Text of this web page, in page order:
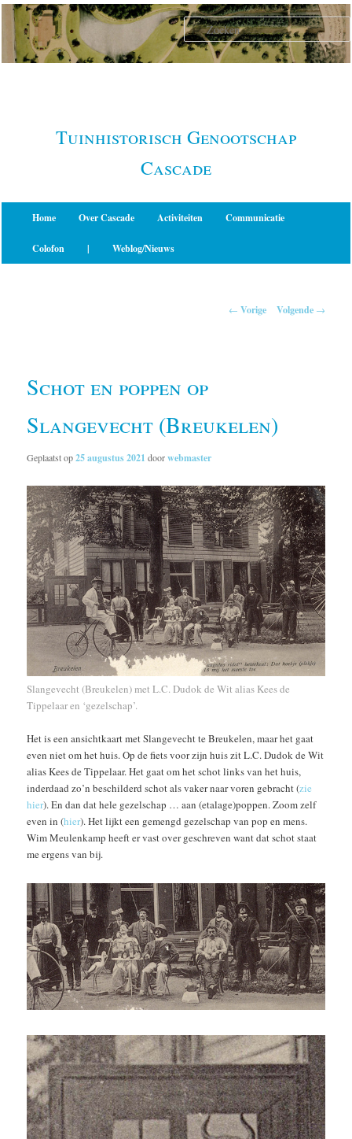
Spring
naar
primaire
Tuinhistorisch Genootschap
Cascade
Home Over Cascade Activiteiten Communicatie
Colofon | Weblog/Nieuws
← Vorige Volgende →
Schot en poppen op
Slangevecht (Breukelen)
Geplaatst op25 augustus 2021 doorwebmaster
Slangevecht (Breukelen) met L.C. Dudok de Wit alias Kees de
Tippelaar en ‘gezelschap’.
Het is een ansichtkaart met Slangevecht te Breukelen, maar het gaat
even niet om het huis. Op de fiets voor zijn huis zit L.C. Dudok de Wit
alias Kees de Tippelaar. Het gaat om het schot links van het huis,
inderdaad zo’n beschilderd schot als vaker naar voren gebracht (zie
hier). En dan dat hele gezelschap … aan (etalage)poppen. Zoom zelf
even in (hier). Het lijkt een gemengd gezelschap van pop en mens.
Wim Meulenkamp heeft er vast over geschreven want dat schot staat
me ergens van bij.